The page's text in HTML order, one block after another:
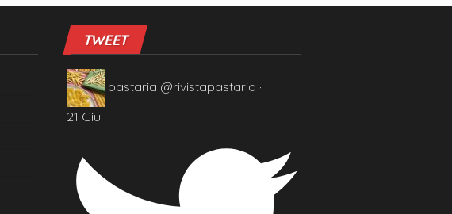
TWEET
pastaria @rivistapastaria ·
21 Giu